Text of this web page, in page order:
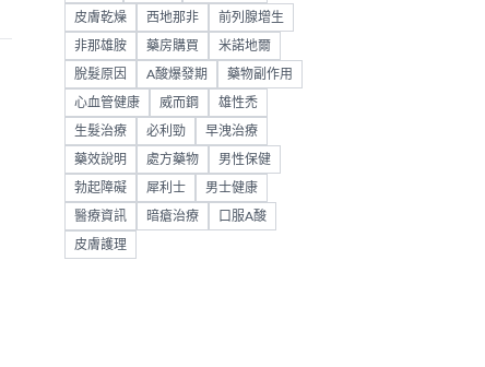
皮膚乾燥 西地那非 前列腺增生
非那雄胺 藥房購買 米諾地爾
脫髮原因 A酸爆發期 藥物副作用
心血管健康 威而鋼 雄性禿
生髮治療 必利勁 早洩治療
藥效說明 處方藥物 男性保健
勃起障礙 犀利士 男士健康
醫療資訊 暗瘡治療 口服A酸
皮膚護理